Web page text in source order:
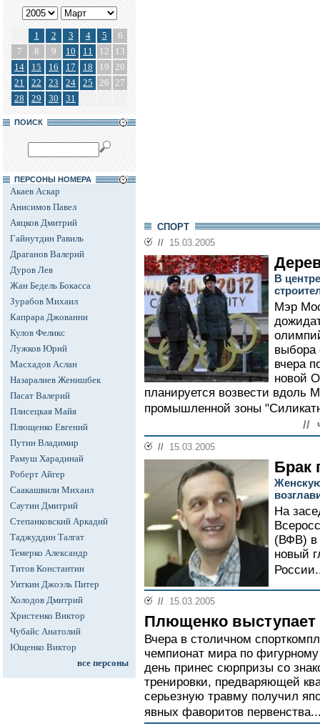
1 2 3 4 5
6
7
8 9 10 11 12
13
14
15 16 17 18 19 20
21
22 23 24 25 26 27
28
29 30 31
ПОИСК
ПЕРСОНЫ НОМЕРА
Акаев Аскар
Анисимов Павел
Аяцков Дмитрий
Гайнутдин Равиль
Драганов Валерий
Дуров Лев
Жан Бедель Бокасса
Зурабов Михаил
Капрара Джованни
Кулов Феликс
Лужков Юрий
Масхадов Аслан
Назаралиев Женишбек
Пасат Валерий
Плисецкая Майя
Плющенко Евгений
Путин Владимир
Рамуш Харадинай
Роберт Айгер
Саакашвили Михаил
Саутин Дмитрий
Степанковский Аркадий
Таджуддин Талгат
Темерко Александр
Титов Константин
Уиткин Джоэль Питер
Холодов Дмитрий
Христенко Виктор
Чубайс Анатолий
Ющенко Виктор
все персоны
СПОРТ
// 15.03.2005
В
Мэр
вчера
новой
планируется возвести вдоль
промышленной зоны
//
// 15.03.2005
Брак
На
(ВФВ) в
новый
// 15.03.2005
Плющенко выступает
Вчера в столичном
чемпионат мира по
день принес сюрпризы со
тренировки, предваряющей
серьезную травму получил
явных фаворитов